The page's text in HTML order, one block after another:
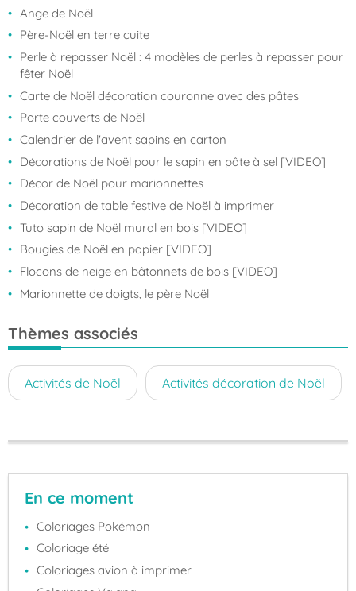
Ange de Noël
Père-Noël en terre cuite
Perle à repasser Noël : 4 modèles de perles à repasser pour
fêter Noël
Carte de Noël décoration couronne avec des pâtes
Porte couverts de Noël
Calendrier de l'avent sapins en carton
Décorations de Noël pour le sapin en pâte à sel [VIDEO]
Décor de Noël pour marionnettes
Décoration de table festive de Noël à imprimer
Tuto sapin de Noël mural en bois [VIDEO]
Bougies de Noël en papier [VIDEO]
Flocons de neige en bâtonnets de bois [VIDEO]
Marionnette de doigts, le père Noël
Thèmes associés
Activités de Noël Activités décoration de Noël
En ce moment
Coloriages Pokémon
Coloriage été
Coloriages avion à imprimer